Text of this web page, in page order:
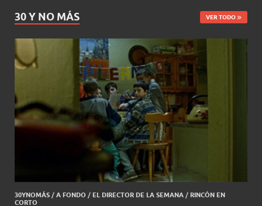
30 Y NO MÁS VER TODO
30YNOMÁS / A FONDO / EL DIRECTOR DE LA SEMANA / RINCÓN EN
CORTO